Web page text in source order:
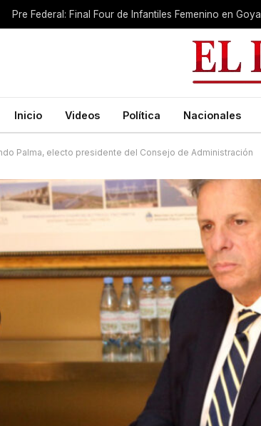
Pre Federal: Final Four de Infantiles Femenino en Goya
Inicio Videos Política Nacionales
Palma, electo presidente del Consejo de Administración